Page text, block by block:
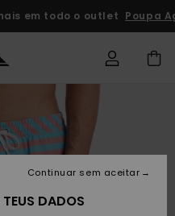
em todo o outlet Poupa
DADOS
Continuar sem aceitar